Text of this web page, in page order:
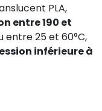
PLA,
entre 190 et
25 et 60°C,
inférieure à